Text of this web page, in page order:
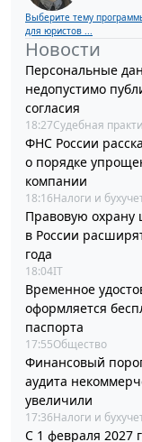
Выберите тему
для юристов ...
Новости
Персональные
недопустимо
согласия
18:27Судебная
ФНС России
о порядке
компании
18:16Налоги и
Правовую охрану
в России
года
18:04IT
Временное
оформляется
паспорта
17:55Общество
Финансовый
аудита
увеличили
17:36Налоги и
С 1 февраля 2027